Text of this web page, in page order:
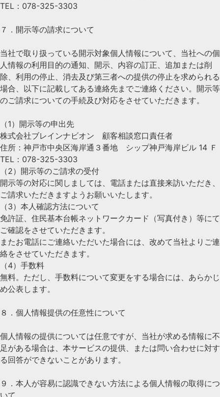
TEL：078-325-3303
７．開示等の請求について
当社で取り扱っている開示対象個人情報について、当社への個
人情報の利用目的の通知、開示、内容の訂正、追加または削
除、利用の停止、消去及び第三者への提供の停止を求められる
場合、以下に記載してある連絡先までご連絡ください。開示等
のご請求についての手続及び対応をさせていただきます。
（1）開示等の申出先
株式会社ブレインナビオン 顧客相談窓口責任者
住所：神戸市中央区海岸通３番地 シップ神戸海岸ビル 14 Ｆ
TEL：078-325-3303
（2）開示等のご請求の受付
開示等の対応に関しましては、電話または直接来訪いただき、
ご請求いただきますようお願いいたします。
（3）本人確認方法について
免許証、住民基本台帳ネットワークカード（写真付き）等にて
ご確認をさせていただきます。
またお電話にご連絡いただいた場合には、改めて当社よりご連
絡をさせていただきます。
（4）手数料
無料。ただし、手数料について変更をする場合には、あらかじ
め公表します。
８．個人情報提供の任意性について
個人情報の提供については任意ですが、当社が求める情報に不
足がある場合は、本サービスの提供、または問い合わせに対す
る回答ができないことがあります。
９．本人が容易に認識できない方法による個人情報の取得につ